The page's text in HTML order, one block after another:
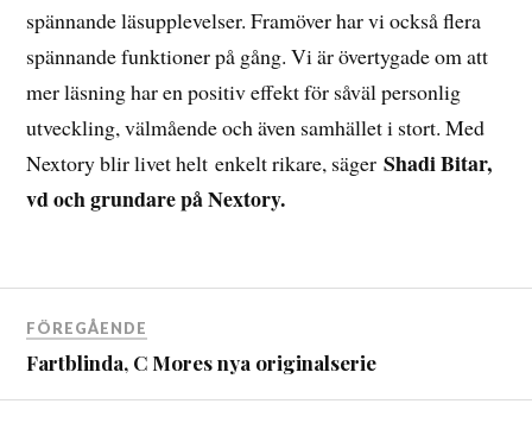
spännande läsupplevelser. Framöver har vi också flera
spännande funktioner på gång. Vi är övertygade om att
mer läsning har en positiv effekt för såväl personlig
utveckling, välmående och även samhället i stort. Med
Nextory blir livet helt enkelt rikare, sägerShadi Bitar,
vd och grundare på Nextory.
FÖREGÅENDE
Fartblinda, C Mores nya originalserie